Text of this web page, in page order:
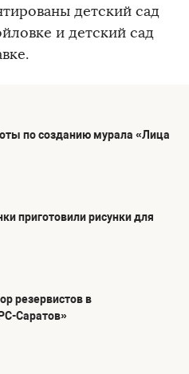
детский сад
и детский сад
по созданию мурала «Лица
приготовили рисунки для
резервистов в
Саратов»